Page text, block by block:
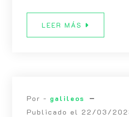
LEER MÁS
Por - galileos
Publicado el 22/03/